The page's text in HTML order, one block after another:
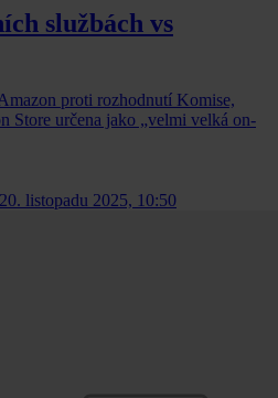
službách vs
proti rozhodnutí Komise,
Store určena jako „velmi velká on-
20. listopadu 2025, 10:50